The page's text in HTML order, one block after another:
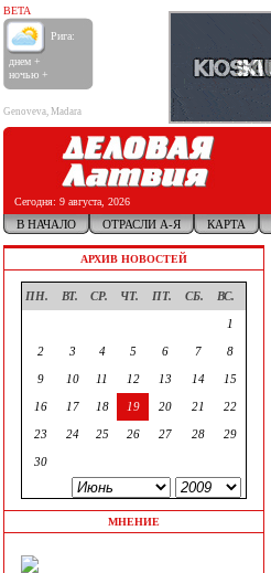
BETA
Рига:
днем +
ночью +
Genoveva, Madara
Сегодня: 9 августа, 2026
В НАЧАЛО ОТРАСЛИ А-Я КАРТА
АРХИВ НОВОСТЕЙ
ПН. ВТ. СР. ЧТ. ПТ. СБ. ВС.
1
2 3 4 5 6 7 8
9 10 11 12 13 14 15
16 17 18 19 20 21 22
23 24 25 26 27 28 29
30
МНЕНИЕ